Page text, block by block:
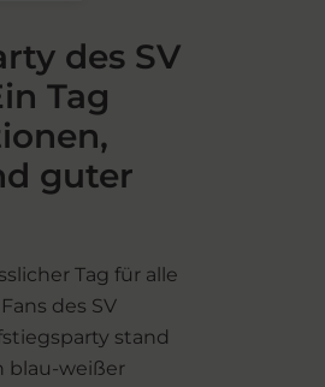
des SV
Tag
guter
Tag für alle
des SV
stand
blau-weißer